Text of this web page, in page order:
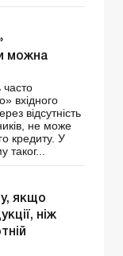
можна
вхідного
відсутність
не може
кредиту. У
таког...
якщо
ніж